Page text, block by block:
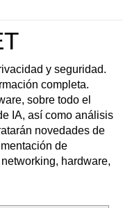
y seguridad.
completa.
sobre todo el
IA, así como análisis
novedades de
de
hardware,